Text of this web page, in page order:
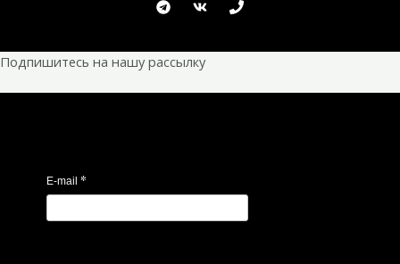
Подпишитесь на нашу рассылку
E-mail *